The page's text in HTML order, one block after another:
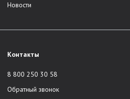
Новости
Контакты
8 800 250 30 58
Обратный звонок